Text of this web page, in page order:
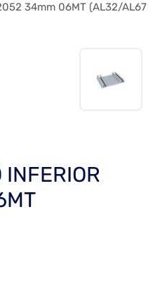
34mm 06MT (AL32/AL67
INFERIOR